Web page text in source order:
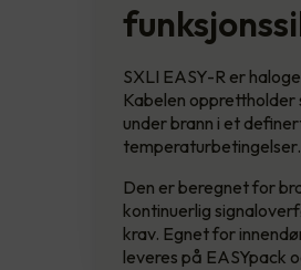
SXLI EASY-R er
Kabelen opprettholder
under brann i et
temperaturbetingelser.
Den er beregnet for
kontinuerlig
krav. Egnet for
leveres på EASYpack